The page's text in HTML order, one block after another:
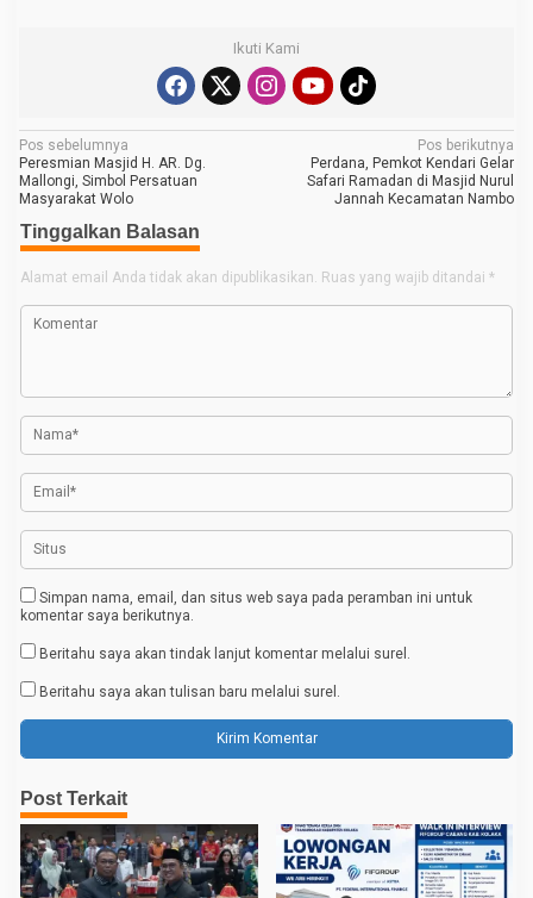
Ikuti Kami
N
a
v
i
g
a
p
o
s
Pos sebelumnya
Peresmian Masjid H. AR. Dg.
Mallongi, Simbol Persatuan
Masyarakat Wolo
Pos berikutnya
Perdana, Pemkot Kendari Gelar
Safari Ramadan di Masjid Nurul
Jannah Kecamatan Nambo
Tinggalkan Balasan
Alamat email Anda tidak akan dipublikasikan. Ruas yang wajib ditandai *
Simpan nama, email, dan situs web saya pada peramban ini untuk
komentar saya berikutnya.
Beritahu saya akan tindak lanjut komentar melalui surel.
Beritahu saya akan tulisan baru melalui surel.
Post Terkait